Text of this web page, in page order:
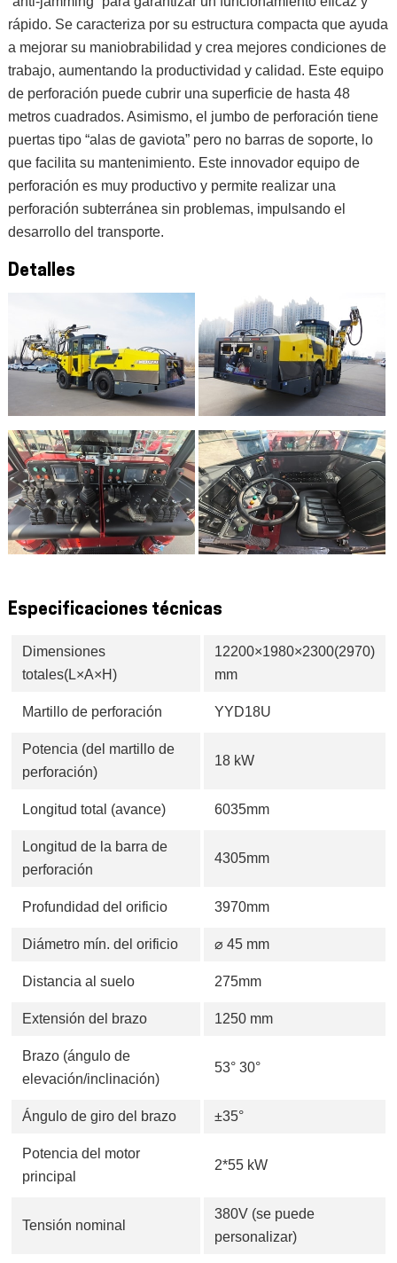
rápido. Se caracteriza por su estructura compacta que ayuda
a mejorar su maniobrabilidad y crea mejores condiciones de
trabajo, aumentando la productividad y calidad. Este equipo
de perforación puede cubrir una superficie de hasta 48
metros cuadrados. Asimismo, el jumbo de perforación tiene
puertas tipo “alas de gaviota” pero no barras de soporte, lo
que facilita su mantenimiento. Este innovador equipo de
perforación es muy productivo y permite realizar una
perforación subterránea sin problemas, impulsando el
desarrollo del transporte.
Detalles
Especificaciones técnicas
Dimensiones
totales(L×A×H)
12200×1980×2300(2970)
mm
Martillo de perforación YYD18U
Potencia (del martillo de
perforación)
18 kW
Longitud total (avance) 6035mm
Longitud de la barra de
perforación
4305mm
Profundidad del orificio 3970mm
Diámetro mín. del orificio ⌀ 45 mm
Distancia al suelo 275mm
Extensión del brazo 1250 mm
Brazo (ángulo de
elevación/inclinación)
53° 30°
Ángulo de giro del brazo ±35°
Potencia del motor
principal
2*55 kW
Tensión nominal
380V (se puede
personalizar)